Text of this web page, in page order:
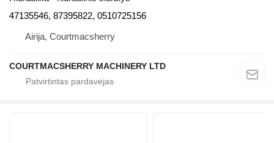
47135546, 87395822, 0510725156
Airija, Courtmacsherry
COURTMACSHERRY MACHINERY LTD